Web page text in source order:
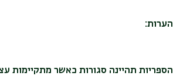
הערות:
הספריות תהיינה סגורות כאשר מתקיימות